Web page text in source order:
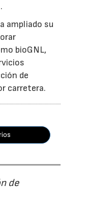
ampliado su
bioGNL,
de
carretera.
de